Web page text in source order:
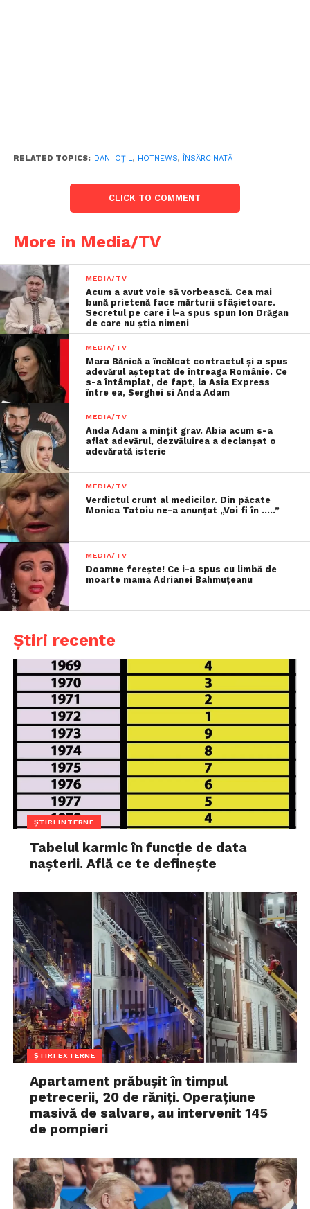
RELATED TOPICS: DANI OȚIL, HOTNEWS, ÎNSĂRCINATĂ
CLICK TO COMMENT
More in Media/TV
MEDIA/TV
Acum a avut voie să vorbească. Cea mai
bună prietenă face mărturii sfâşietoare.
Secretul pe care i l-a spus spun Ion Drăgan
de care nu știa nimeni
MEDIA/TV
Mara Bănică a încălcat contractul și a spus
adevărul așteptat de întreaga Românie. Ce
s-a întâmplat, de fapt, la Asia Express
între ea, Serghei si Anda Adam
MEDIA/TV
Anda Adam a mințit grav. Abia acum s-a
aflat adevărul, dezvăluirea a declanșat o
adevărată isterie
MEDIA/TV
Verdictul crunt al medicilor. Din păcate
Monica Tatoiu ne-a anunțat „Voi fi în …..”
MEDIA/TV
Doamne ferește! Ce i-a spus cu limbă de
moarte mama Adrianei Bahmuțeanu
Știri recente
ȘTIRI INTERNE
Tabelul karmic în funcție de data
nașterii. Află ce te definește
ȘTIRI EXTERNE
Apartament prăbușit în timpul
petrecerii, 20 de răniți. Operațiune
masivă de salvare, au intervenit 145
de pompieri